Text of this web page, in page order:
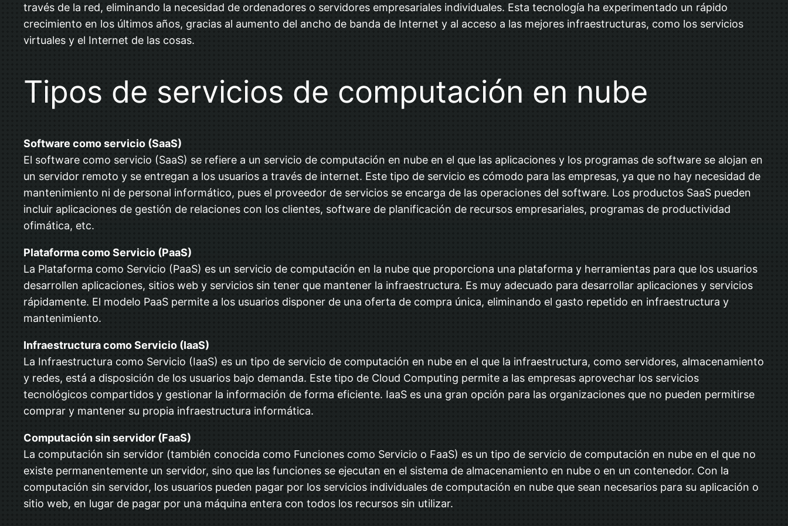
través de la red, eliminando la necesidad de ordenadores o servidores empresariales individuales. Esta tecnología ha experimentado un rápido
crecimiento en los últimos años, gracias al aumento del ancho de banda de Internet y al acceso a las mejores infraestructuras, como los servicios
virtuales y el Internet de las cosas.
Tipos de servicios de computación en nube
Software como servicio (SaaS)
El software como servicio (SaaS) se refiere a un servicio de computación en nube en el que las aplicaciones y los programas de software se alojan en
un servidor remoto y se entregan a los usuarios a través de internet. Este tipo de servicio es cómodo para las empresas, ya que no hay necesidad de
mantenimiento ni de personal informático, pues el proveedor de servicios se encarga de las operaciones del software. Los productos SaaS pueden
incluir aplicaciones de gestión de relaciones con los clientes, software de planificación de recursos empresariales, programas de productividad
ofimática, etc.
Plataforma como Servicio (PaaS)
La Plataforma como Servicio (PaaS) es un servicio de computación en la nube que proporciona una plataforma y herramientas para que los usuarios
desarrollen aplicaciones, sitios web y servicios sin tener que mantener la infraestructura. Es muy adecuado para desarrollar aplicaciones y servicios
rápidamente. El modelo PaaS permite a los usuarios disponer de una oferta de compra única, eliminando el gasto repetido en infraestructura y
mantenimiento.
Infraestructura como Servicio (IaaS)
La Infraestructura como Servicio (IaaS) es un tipo de servicio de computación en nube en el que la infraestructura, como servidores, almacenamiento
y redes, está a disposición de los usuarios bajo demanda. Este tipo de Cloud Computing permite a las empresas aprovechar los servicios
tecnológicos compartidos y gestionar la información de forma eficiente. IaaS es una gran opción para las organizaciones que no pueden permitirse
comprar y mantener su propia infraestructura informática.
Computación sin servidor (FaaS)
La computación sin servidor (también conocida como Funciones como Servicio o FaaS) es un tipo de servicio de computación en nube en el que no
existe permanentemente un servidor, sino que las funciones se ejecutan en el sistema de almacenamiento en nube o en un contenedor. Con la
computación sin servidor, los usuarios pueden pagar por los servicios individuales de computación en nube que sean necesarios para su aplicación o
sitio web, en lugar de pagar por una máquina entera con todos los recursos sin utilizar.